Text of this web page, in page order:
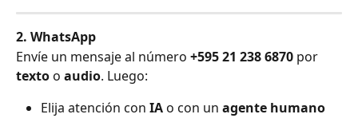
2. WhatsApp
Envíe un mensaje al número +595 21 238 6870 por
texto o audio. Luego:
Elija atención con IA o con un agente humano